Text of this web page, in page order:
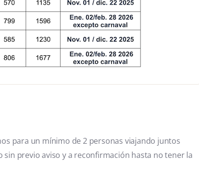
para un mínimo de 2 personas viajando juntos
previo aviso y a reconfirmación hasta no tener la